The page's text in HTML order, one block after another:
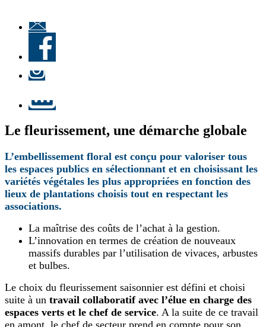
d'information
« Culture à
Ville-
d'Avray
»
Facebook
Le fleurissement, une démarche globale
L’embellissement floral est conçu pour valoriser tous
les espaces publics en sélectionnant et en choisissant les
variétés végétales les plus appropriées en fonction des
lieux de plantations choisis tout en respectant les
associations.
La maîtrise des coûts de l’achat à la gestion.
L’innovation en termes de création de nouveaux
massifs durables par l’utilisation de vivaces, arbustes
et bulbes.
Le choix du fleurissement saisonnier est défini et choisi
suite à un travail collaboratif avec l’élue en charge des
espaces verts et le chef de service. A la suite de ce travail
en amont, le chef de secteur prend en compte pour son